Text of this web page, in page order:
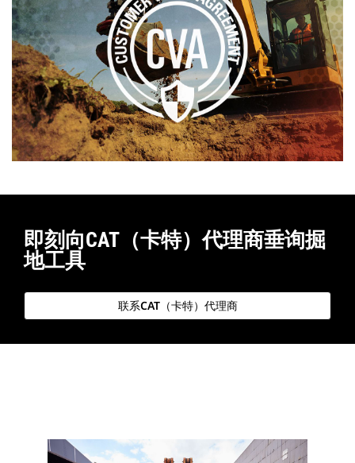
即刻向CAT（卡特）代理商垂询掘
地工具
联系CAT（卡特）代理商